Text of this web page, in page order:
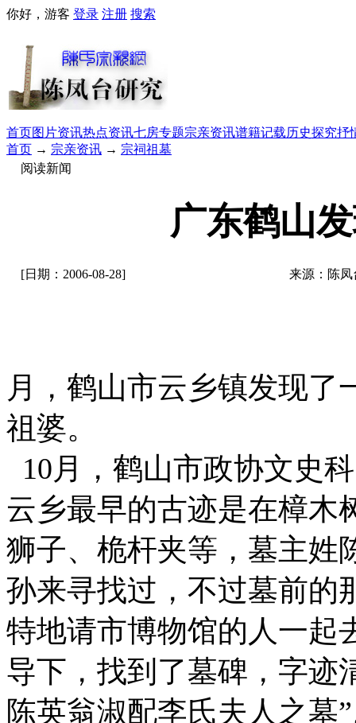
你好，游客 登录 注册 搜索
首页图片资讯热点资讯七房专题宗亲资讯谱籍记载历史探究抒
首页 → 宗亲资讯 → 宗祠祖墓
阅读新闻
广东鹤山
[日期：2006-08-28] 来源：陈
月，鹤山市云乡镇发现了
祖婆。
10月，鹤山市政协文史
云乡最早的古迹是在樟木
狮子、桅杆夹等，墓主姓
孙来寻找过，不过墓前的
特地请市博物馆的人一起
导下，找到了墓碑，字迹
陈英翁淑配李氏夫人之墓